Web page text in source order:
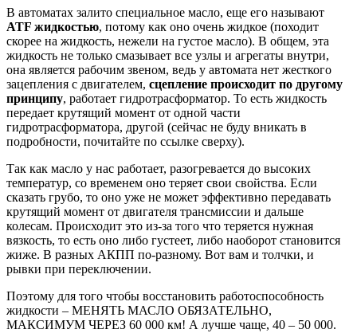
В автоматах залито специальное масло, еще его называют
ATF жидкостью, потому как оно очень жидкое (походит
скорее на жидкость, нежели на густое масло). В общем, эта
жидкость не только смазывает все узлы и агрегаты внутри,
она является рабочим звеном, ведь у автомата нет жесткого
зацепления с двигателем, сцепление происходит по другому
принципу, работает гидротрасформатор. То есть жидкость
передает крутящий момент от одной части
гидротрасформатора, другой (сейчас не буду вникать в
подробности, почитайте по ссылке сверху).
Так как масло у нас работает, разогревается до высоких
температур, со временем оно теряет свои свойства. Если
сказать грубо, то оно уже не может эффективно передавать
крутящий момент от двигателя трансмиссии и дальше
колесам. Происходит это из-за того что теряется нужная
вязкость, то есть оно либо густеет, либо наоборот становится
жиже. В разных АКПП по-разному. Вот вам и толчки, и
рывки при переключении.
Поэтому для того чтобы восстановить работоспособность
жидкости – МЕНЯТЬ МАСЛО ОБЯЗАТЕЛЬНО,
МАКСИМУМ ЧЕРЕЗ 60 000 км! А лучше чаще, 40 – 50 000.